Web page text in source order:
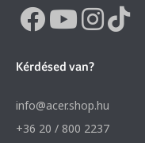
Kérdésed van?
info@acer.shop.hu
+36 20 / 800 2237